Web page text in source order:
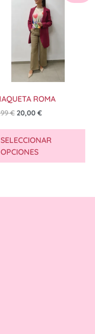
ROMA
€ 20,00 €
SELECCIONAR
OPCIONES